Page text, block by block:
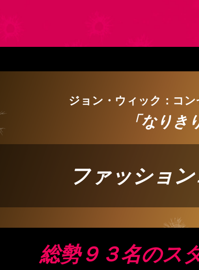
ジョン・ウィック：コ
「なりき
ファッショ
総勢９３名のス